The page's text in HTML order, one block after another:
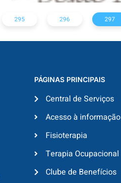
295 296 297
PÁGINAS PRINCIPAIS
Central de Serviços
Acesso à informação
Fisioterapia
Terapia Ocupacional
Clube de Benefícios